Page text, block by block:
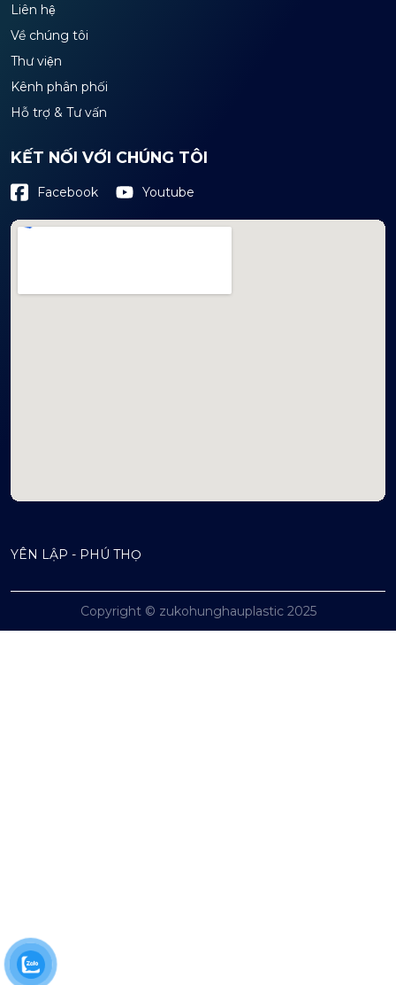
Liên hệ
Về chúng tôi
Thư viện
Kênh phân phối
Hỗ trợ & Tư vấn
KẾT NỐI VỚI CHÚNG TÔI
Facebook Youtube
YÊN LẬP - PHÚ THỌ
Copyright © zukohunghauplastic 2025